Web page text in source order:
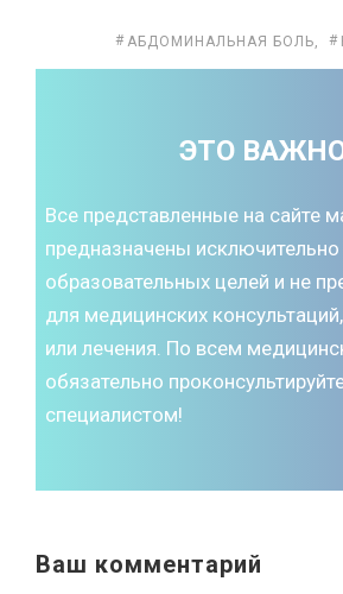
АБДОМИНАЛЬНАЯ БОЛЬ,
ЭТО
Все представленные на сайте
предназначены
образовательных целей и не
для медицинских
или лечения. По всем
обязательно
специалистом!
Ваш комментарий